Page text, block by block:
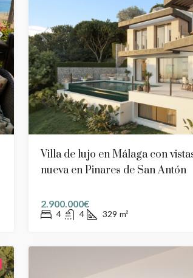
Villa de lujo en Málaga con
nueva en Pinares de San Antón
2.900.000€
4 4 329 m²